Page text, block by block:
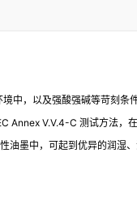
中，以及强酸强碱等苛刻条
V.V.4-C 测试方法，
墨中，可起到优异的润湿、